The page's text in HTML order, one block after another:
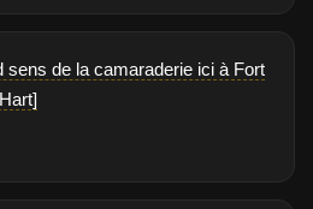
sens de la camaraderie ici à Fort